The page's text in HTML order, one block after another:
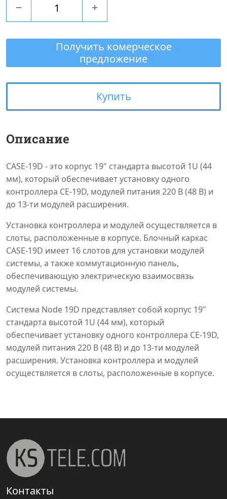
Получить комерческое
предложение
Купить
Описание
CASE-19D - это корпус 19" стандарта высотой 1U (44
мм), который обеспечивает установку одного
контроллера CE-19D, модулей питания 220 В (48 В) и
до 13-ти модулей расширения.
Установка контроллера и модулей осуществляется в
слоты, расположенные в корпусе. Блочный каркас
CASE-19D имеет 16 слотов для установки модулей
системы, а также коммутационную панель,
обеспечивающую электрическую взаимосвязь
модулей системы.
Система Node 19D представляет собой корпус 19"
стандарта высотой 1U (44 мм), который
обеспечивает установку одного контроллера CE-19D,
модулей питания 220 В (48 В) и до 13-ти модулей
расширения. Установка контроллера и модулей
осуществляется в слоты, расположенные в корпусе.
Контакты